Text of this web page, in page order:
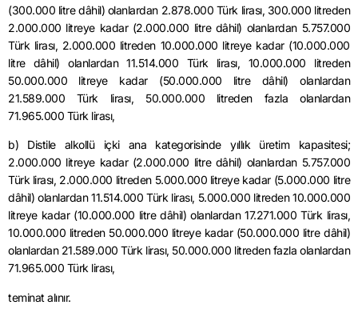
(300.000 litre dâhil) olanlardan 2.878.000 Türk lirası, 300.000 litreden
2.000.000 litreye kadar (2.000.000 litre dâhil) olanlardan 5.757.000
Türk lirası, 2.000.000 litreden 10.000.000 litreye kadar (10.000.000
litre dâhil) olanlardan 11.514.000 Türk lirası, 10.000.000 litreden
50.000.000 litreye kadar (50.000.000 litre dâhil) olanlardan
21.589.000 Türk lirası, 50.000.000 litreden fazla olanlardan
71.965.000 Türk lirası,
b) Distilealkollü içki ana kategorisinde yıllık üretim kapasitesi;
2.000.000 litreye kadar (2.000.000 litre dâhil) olanlardan 5.757.000
Türk lirası, 2.000.000 litreden 5.000.000 litreye kadar (5.000.000 litre
dâhil) olanlardan 11.514.000 Türk lirası, 5.000.000 litreden 10.000.000
litreye kadar (10.000.000 litre dâhil) olanlardan 17.271.000 Türk lirası,
10.000.000 litreden 50.000.000 litreye kadar (50.000.000 litre dâhil)
olanlardan 21.589.000 Türk lirası, 50.000.000 litreden fazla olanlardan
71.965.000 Türk lirası,
teminat alınır.